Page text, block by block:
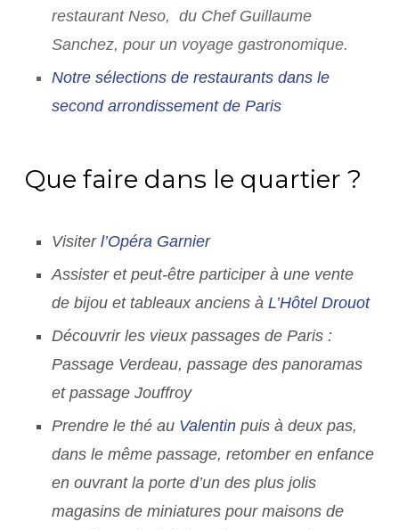
restaurant Neso, du Chef Guillaume
Sanchez, pour un voyage gastronomique.
Notre sélections de restaurants dans le
second arrondissement de Paris
Que faire dans le quartier ?
Visiter l’Opéra Garnier
Assister et peut-être participer à une vente
de bijou et tableaux anciens à L’Hôtel Drouot
Découvrir les vieux passages de Paris :
Passage Verdeau, passage des panoramas
et passage Jouffroy
Prendre le thé au Valentinpuis à deux pas,
dans le même passage, retomber en enfance
en ouvrant la porte d’un des plus jolis
magasins de miniatures pour maisons de